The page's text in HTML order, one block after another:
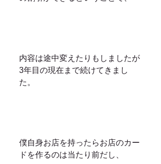
内容は途中変えたりもしましたが
3年目の現在まで続けてきまし
た。
僕自身お店を持ったらお店のカー
ドを作るのは当たり前だし、